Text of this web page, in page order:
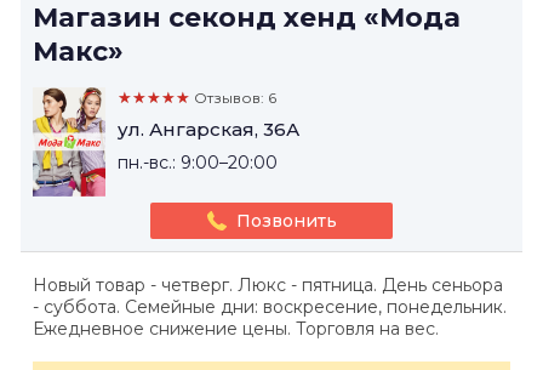
Магазин секонд хенд «Мода
Макс»
★★★★★ Отзывов: 6
ул. Ангарская, 36А
пн.-вс.: 9:00–20:00
Позвонить
Новый товар - четверг. Люкс - пятница. День сеньора
- суббота. Семейные дни: воскресение, понедельник.
Ежедневное снижение цены. Торговля на вес.